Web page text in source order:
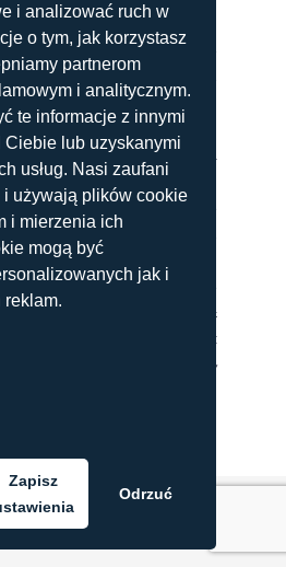
i analizować ruch w
o tym, jak korzystasz
partnerom
i analitycznym.
te informacje z innymi
lub uzyskanymi
usług. Nasi zaufani
używają plików cookie
i mierzenia ich
mogą być
jak i
Zapisz
Odrzuć
na stronie internetowej
wizualizacje, animacje oraz modele
poglądowy. Wygląd budynku oraz
mogą nieznacznie ulec zmianie na
nie ulegną istotne cechy świadczenia
Wszelkie prawa zastrzeżone.
i rozpowszechniania wszelkich
dostępnych na niniejszej stronie
szczególności przepisom ustawy z
autorskim i prawach pokrewnych
631 z późn. zm.). Wykorzystywanie
z niniejszej strony w jakichkolwiek
pisemnej zgody
SO!INVEST SP Z
na w/w materiały prosimy